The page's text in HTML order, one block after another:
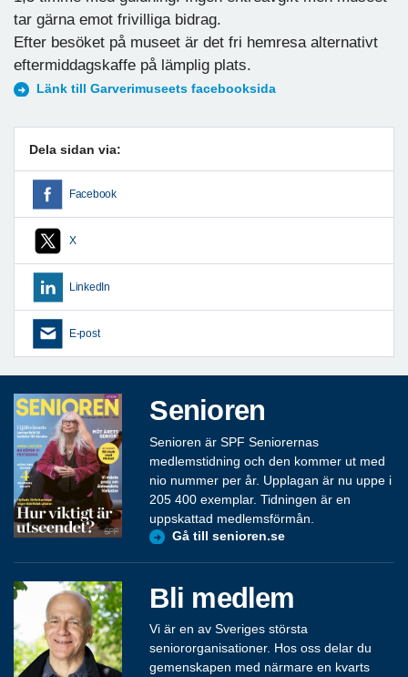
tar gärna emot frivilliga bidrag.
Efter besöket på museet är det fri hemresa alternativt
eftermiddagskaffe på lämplig plats.
Länk till Garverimuseets facebooksida
Dela sidan via:
Facebook
X
LinkedIn
E-post
Senioren
Senioren är SPF Seniorernas
medlemstidning och den kommer ut med
nio nummer per år. Upplagan är nu uppe i
205 400 exemplar. Tidningen är en
uppskattad medlemsförmån.
Gå till senioren.se
Bli medlem
Vi är en av Sveriges största
seniororganisationer. Hos oss delar du
gemenskapen med närmare en kvarts